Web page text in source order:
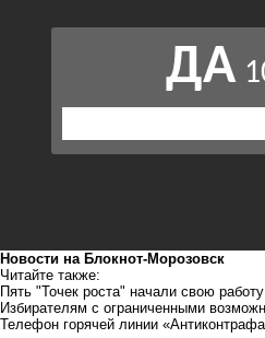
Новости на Блoкнoт-Морозовск
Читайте также:
Пять "Точек роста" начали свою
Избирателям с ограниченными
Телефон горячей линии